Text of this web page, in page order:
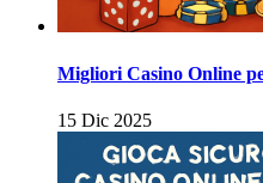
Migliori Casino Online
15 Dic 2025